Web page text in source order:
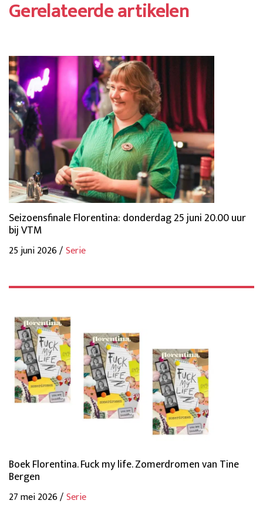
Gerelateerde artikelen
Seizoensfinale Florentina: donderdag 25 juni 20.00 uur
bij VTM
25 juni 2026 /Serie
Boek Florentina. Fuck my life. Zomerdromen van Tine
Bergen
27 mei 2026 /Serie